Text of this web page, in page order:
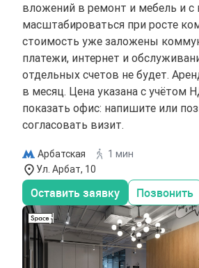
вложений в ремонт и мебель и
масштабироваться при росте
стоимость уже заложены
платежи, интернет и
отдельных счетов не будет.
в месяц. Цена указана с учётом
показать офис: напишите или
согласовать визит.
Арбатская
1 мин
Ул. Арбат, 10
Оставить заявку Позвонить